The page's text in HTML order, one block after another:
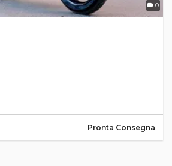
0
Pronta Consegna